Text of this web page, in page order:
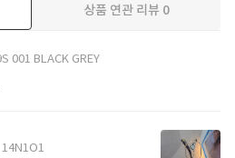
상품 연관 리뷰 0
001 BLACK GREY